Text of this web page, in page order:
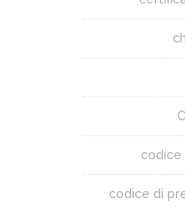
codice
codice di